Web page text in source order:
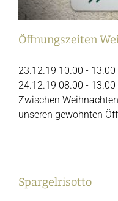
Öffnungszeiten
23.12.19 10.00 -
24.12.19 08.00 -
Zwischen
unseren gewohnten
Spargelrisotto